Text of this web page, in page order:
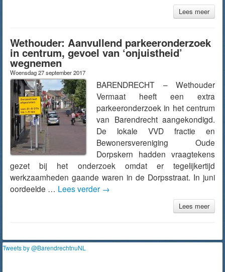
Lees meer
Wethouder: Aanvullend parkeeronderzoek
in centrum, gevoel van ‘onjuistheid’
wegnemen
Woensdag 27 september 2017
BARENDRECHT – Wethouder
Vermaat heeft een extra
parkeeronderzoek in het centrum
van Barendrecht aangekondigd.
De lokale VVD fractie en
Bewonersvereniging Oude
Dorpskern hadden vraagtekens
gezet bij het onderzoek omdat er tegelijkertijd
werkzaamheden gaande waren in de Dorpsstraat. In juni
oordeelde … Lees verder →
Lees meer
Tweets by @BarendrechtnuNL